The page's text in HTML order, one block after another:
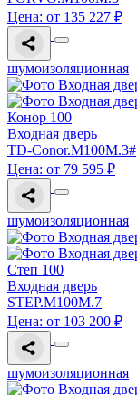
Цена: от 135 227 ₽
шумоизоляционная
Конор 100
Входная дверь
TD-Conor.M100M.3#
Цена: от 79 595 ₽
шумоизоляционная
Степ 100
Входная дверь
STEP.M100M.7
Цена: от 103 200 ₽
шумоизоляционная